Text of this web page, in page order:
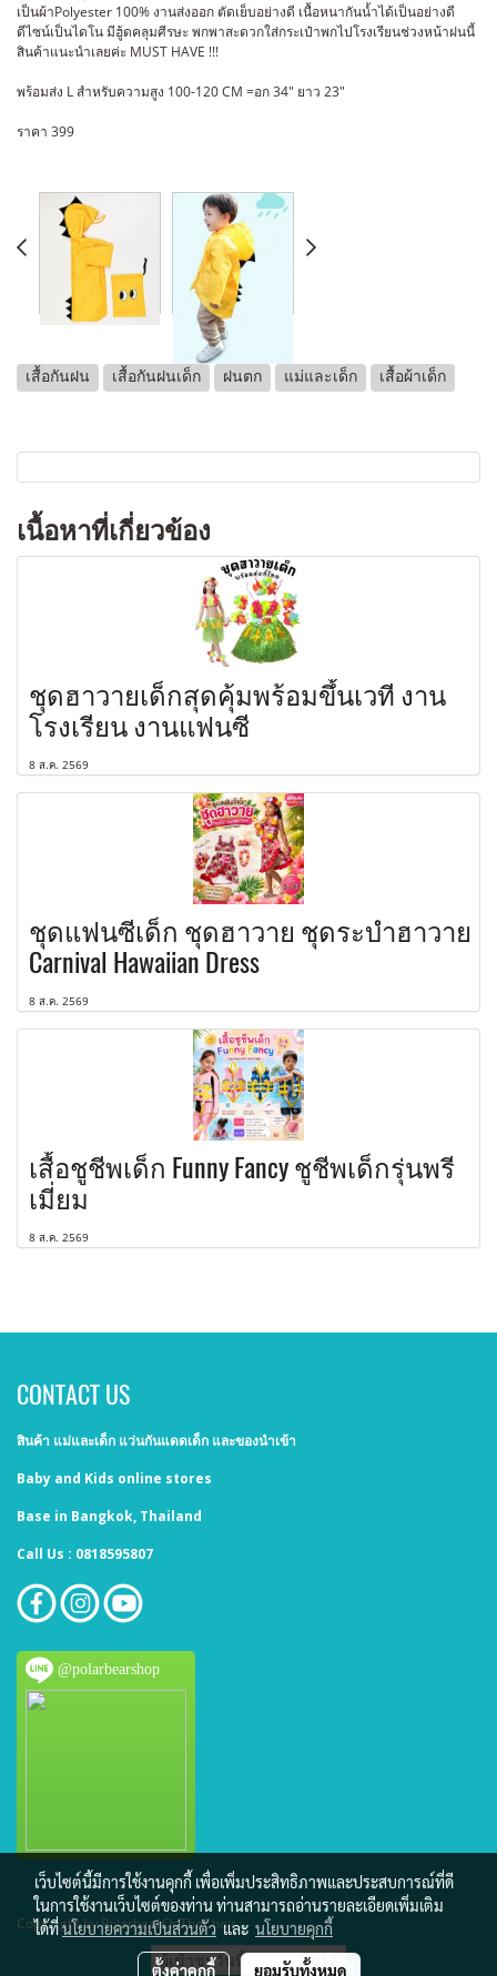
เป็นผ้าPolyester 100% งานส่งออก ตัดเย็บอย่างดี เนื้อหนากันน้ำได้เป็นอย่างดี
ดีไซน์เป็นไดโน มีฮู้ดคลุมศีรษะ พกพาสะดวกใส่กระเป๋าพกไปโรงเรียนช่วงหน้าฝนนี้
สินค้าแนะนำเลยค่ะ MUST HAVE !!!
พร้อมส่ง L สำหรับความสูง 100-120 CM =อก 34″ ยาว 23″
ราคา 399
เสื้อกันฝน เสื้อกันฝนเด็ก ฝนตก แม่และเด็ก เสื้อผ้าเด็ก
เนื้อหาที่เกี่ยวข้อง
ชุดฮาวายเด็กสุดคุ้มพร้อมขึ้นเวที งาน
โรงเรียน งานแฟนซี
8 ส.ค. 2569
ชุดแฟนซีเด็ก ชุดฮาวาย ชุดระบำฮาวาย
Carnival Hawaiian Dress
8 ส.ค. 2569
เสื้อชูชีพเด็ก Funny Fancy ชูชีพเด็กรุ่นพรี
เมี่ยม
8 ส.ค. 2569
CONTACT US
สินค้า แม่และเด็ก แว่นกันแดดเด็ก และของนำเข้า
Baby and Kids online stores
Base in Bangkok, Thailand
Call Us : 0818595807
@polarbearshop
Copy right by PolarbearOnTheChair
ผู้เข้าชมวันนี้ 2,012
เว็บไซต์นี้มีการใช้งานคุกกี้ เพื่อเพิ่มประสิทธิภาพและประสบการณ์ที่ดี
ในการใช้งานเว็บไซต์ของท่าน ท่านสามารถอ่านรายละเอียดเพิ่มเติม
ได้ที่นโยบายความเป็นส่วนตัวและ นโยบายคุกกี้
ตั้งค่าคุกกี้ ยอมรับทั้งหมด